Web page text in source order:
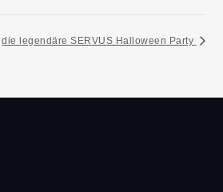
die legendäre SERVUS Halloween Party